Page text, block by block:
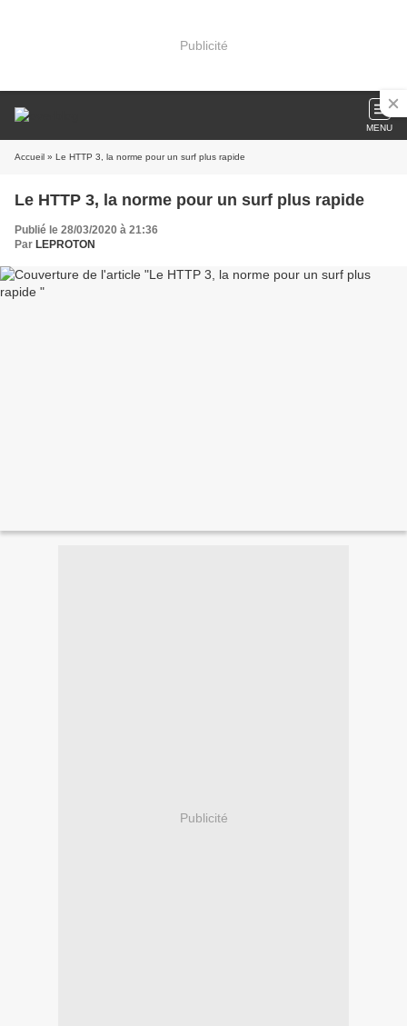
Publicité
MENU
Accueil » Le HTTP 3, la norme pour un surf plus rapide
Le HTTP 3, la norme pour un surf plus rapide
Publié le 28/03/2020 à 21:36
Par LEPROTON
Publicité